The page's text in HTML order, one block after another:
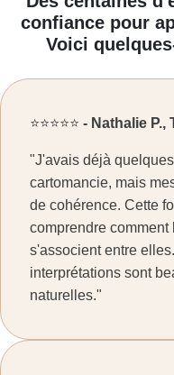
confiance pour
Voici
⭐⭐⭐⭐⭐ - Nathalie P.,
"J'avais déjà
cartomancie, mais
de cohérence. Cette
comprendre comment
s'associent entre
interprétations sont
naturelles."